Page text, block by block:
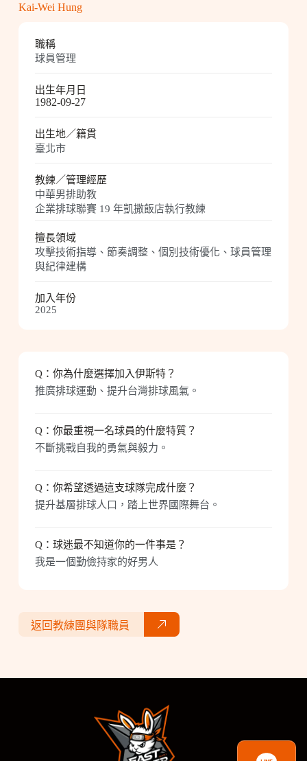
Kai-Wei Hung
職稱
球員管理
出生年月日
1982-09-27
出生地／籍貫
臺北市
教練／管理經歷
中華男排助教
企業排球聯賽 19 年凱撒飯店執行教練
擅長領域
攻擊技術指導、節奏調整、個別技術優化、球員管理
與紀律建構
加入年份
2025
Q： 你為什麼選擇加入伊斯特？
推廣排球運動、提升台灣排球風氣。
Q： 你最重視一名球員的什麼特質？
不斷挑戰自我的勇氣與毅力。
Q： 你希望透過這支球隊完成什麼？
提升基層排球人口，踏上世界國際舞台。
Q： 球迷最不知道你的一件事是？
我是一個勤儉持家的好男人
返回教練團與隊職員